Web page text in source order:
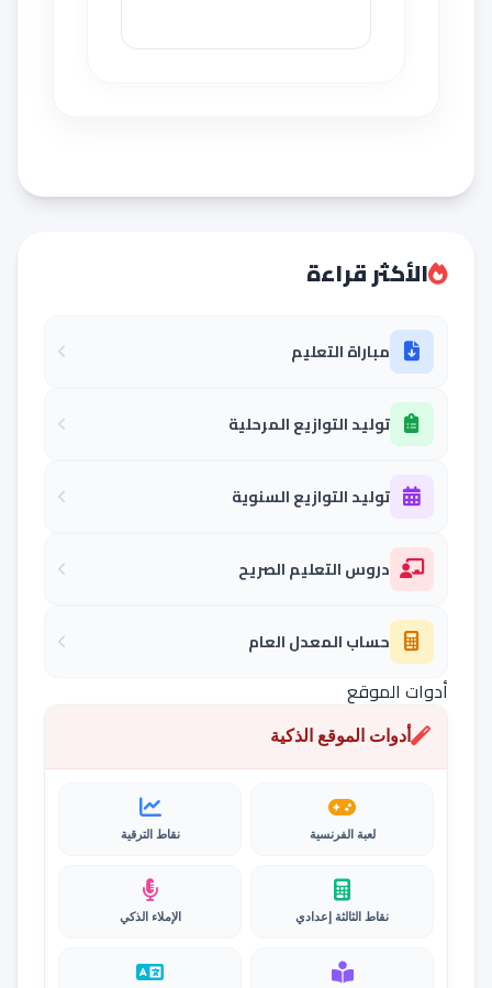
الأكثر قراءة
مباراة التعليم
توليد التوازيع المرحلية
توليد التوازيع السنوية
دروس التعليم الصريح
حساب المعدل العام
أدوات الموقع
أدوات الموقع الذكية
لعبة الفرنسية نقاط الترقية
نقاط الثالثة إعدادي الإملاء الذكي